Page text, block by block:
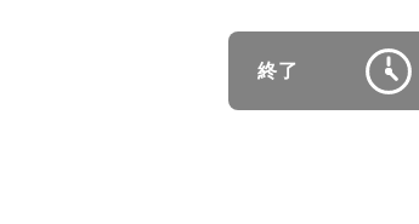
終了